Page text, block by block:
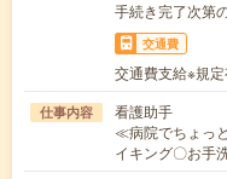
手続き完了次第
交通費
交通費支給※規
仕事内容
看護助手
≪病院でちょっ
イキング〇お手